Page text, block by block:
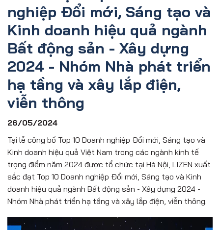
nghiệp Đổi mới, Sáng tạo và
Kinh doanh hiệu quả ngành
Bất động sản - Xây dựng
2024 - Nhóm Nhà phát triển
hạ tầng và xây lắp điện,
viễn thông
26/05/2024
Tại lễ công bố Top 10 Doanh nghiệp Đổi mới, Sáng tạo và
Kinh doanh hiệu quả Việt Nam trong các ngành kinh tế
trọng điểm năm 2024 được tổ chức tại Hà Nội, LIZEN xuất
sắc đạt Top 10 Doanh nghiệp Đổi mới, Sáng tạo và Kinh
doanh hiệu quả ngành Bất động sản - Xây dựng 2024 -
Nhóm Nhà phát triển hạ tầng và xây lắp điện, viễn thông.